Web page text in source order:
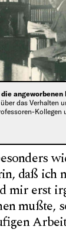
angeworbenen
das Verhalten
Kollegen
daß ich
mir erst
mußte,